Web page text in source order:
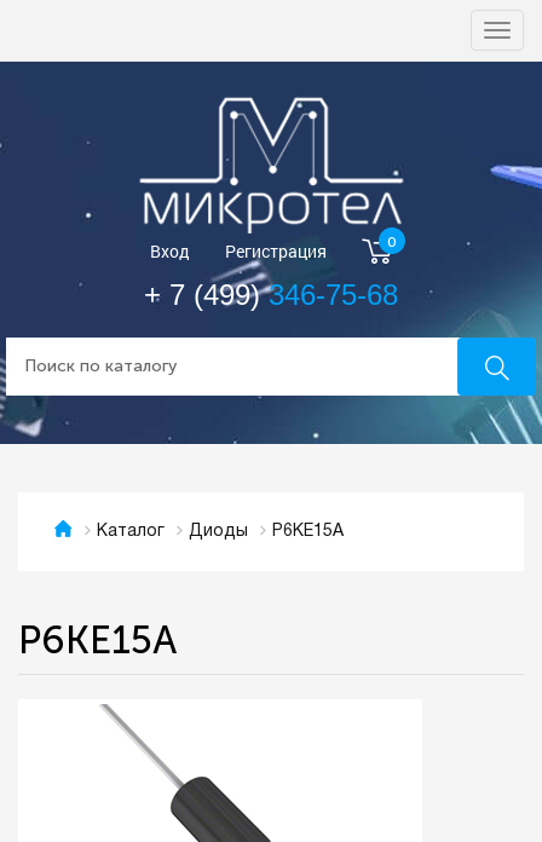
Вход Регистрация 0
+ 7 (499)346-75-68
Каталог Диоды P6KE15A
P6KE15A